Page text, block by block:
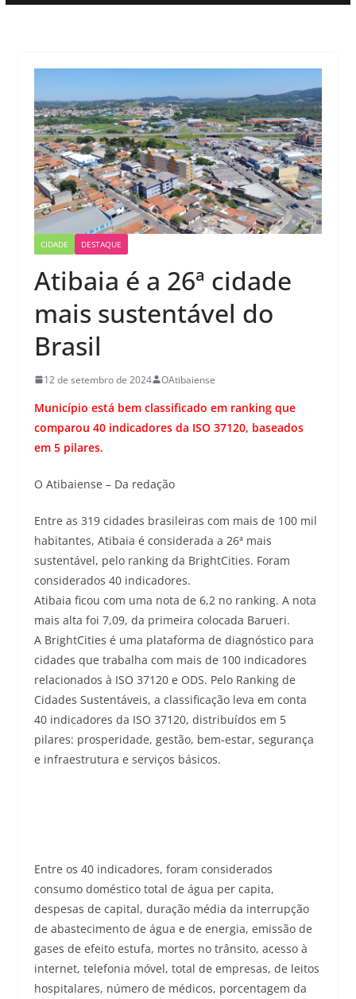
CIDADE DESTAQUE
Atibaia é a 26ª cidade
mais sustentável do
Brasil
12 de setembro de 2024 OAtibaiense
Município está bem classificado em ranking que
comparou 40 indicadores da ISO 37120, baseados
em 5 pilares.
O Atibaiense – Da redação
Entre as 319 cidades brasileiras com mais de 100 mil
habitantes, Atibaia é considerada a 26ª mais
sustentável, pelo ranking da BrightCities. Foram
considerados 40 indicadores.
Atibaia ficou com uma nota de 6,2 no ranking. A nota
mais alta foi 7,09, da primeira colocada Barueri.
A BrightCities é uma plataforma de diagnóstico para
cidades que trabalha com mais de 100 indicadores
relacionados à ISO 37120 e ODS. Pelo Ranking de
Cidades Sustentáveis, a classificação leva em conta
40 indicadores da ISO 37120, distribuídos em 5
pilares: prosperidade, gestão, bem-estar, segurança
e infraestrutura e serviços básicos.
Entre os 40 indicadores, foram considerados
consumo doméstico total de água per capita,
despesas de capital, duração média da interrupção
de abastecimento de água e de energia, emissão de
gases de efeito estufa, mortes no trânsito, acesso à
internet, telefonia móvel, total de empresas, de leitos
hospitalares, número de médicos, porcentagem da